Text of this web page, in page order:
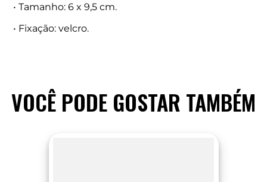
• Tamanho: 6 x 9,5 cm.
• Fixação: velcro.
VOCÊ PODE GOSTAR TAMBÉM